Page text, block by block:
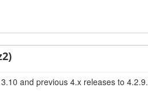
and previous 4.x releases to 4.2.9.